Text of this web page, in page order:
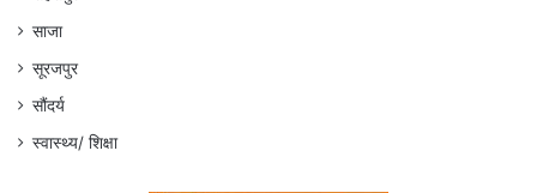
साजा
सूरजपुर
सौंदर्य
स्वास्थ्य/ शिक्षा